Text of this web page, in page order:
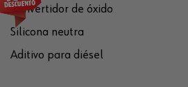
Convertidor de óxido
Silicona neutra
Aditivo para diésel